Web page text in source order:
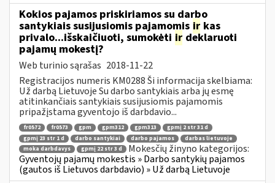
Kokios pajamos priskiriamos su darbo
santykiais susijusiomis pajamomis ir kas
privalo...išskaičiuoti, sumokėti ir deklaruoti
pajamų mokestį?
Web turinio sąrašas 2018-11-22
Registracijos numeris KM0288 Ši informacija skelbiama:
Už darbą Lietuvoje Su darbo santykiais arba jų esmę
atitinkančiais santykiais susijusiomis pajamomis
pripažįstama gyventojo iš darbdavio...
fr0572 fr0573 gpm gpm312 gpm313
gpmį 2 str 31 d
gpmį 23 str 1 d
darbo santykiai darbo pajamos
darbas lietuvoje
moka darbdavys
gpmį 22 str 3 d
Mokesčių žinyno kategorijos:
Gyventojų pajamų mokestis » Darbo santykių pajamos
(gautos iš Lietuvos darbdavio) » Už darbą Lietuvoje